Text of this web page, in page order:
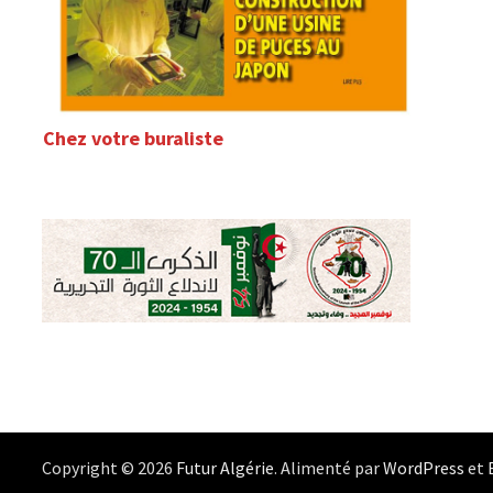
Chez votre buraliste
Copyright © 2026 Futur Algérie. Alimenté parWordPress et